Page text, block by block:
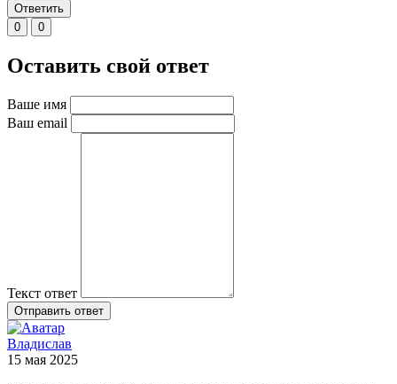
Ответить
0
0
Оставить свой ответ
Ваше имя
Ваш email
Текст ответ
Отправить ответ
Владислав
15 мая 2025